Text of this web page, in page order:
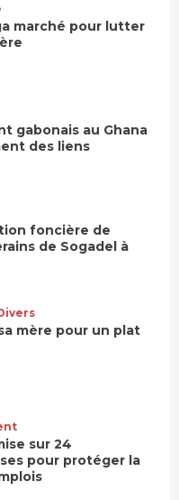
marché pour lutter
gabonais au Ghana
des liens
foncière de
de Sogadel à
mère pour un plat
sur 24
pour protéger la